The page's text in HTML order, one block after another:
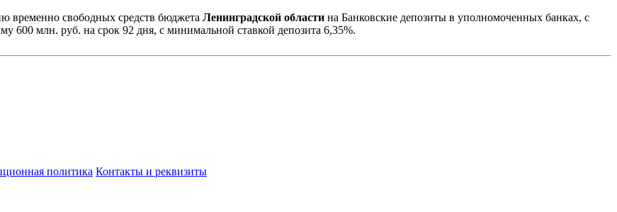
временно свободных средств бюджета Ленинградской области на Банковские депозиты в уполномоченных банках, с
млн. руб. на срок 92 дня, с минимальной ставкой депозита 6,35%.
политика Контакты и реквизиты